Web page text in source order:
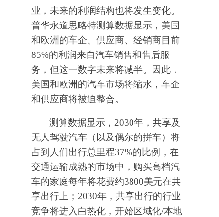
业，未来的利润结构也将发生变化。
普华永道思略特测算数据显示，美国
和欧洲的车企、供应商、经销商目前
85%的利润来自汽车销售和售后服
务，但这一数字未来将减半。因此，
美国和欧洲的汽车市场将缩水，车企
和供应商将被迫整合。
测算数据显示，2030年，共享及
无人驾驶汽车（以及偶尔的拼车）将
占到人们出行总里程37%的比例，在
交通运输成熟的市场中，购买高档汽
车的家庭每年将花费约3800美元在共
享出行上；2030年，共享出行的行业
竞争将进入白热化，开始区域化/本地